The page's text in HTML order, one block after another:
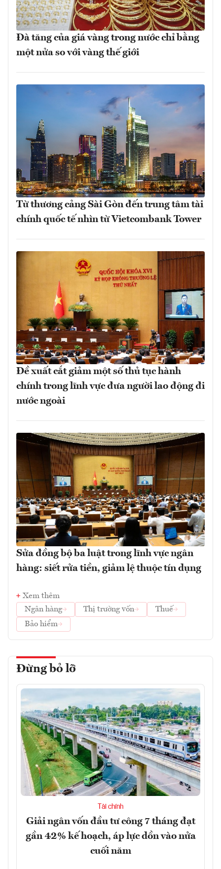
Đà tăng của giá vàng trong nước chỉ bằng
một nửa so với vàng thế giới
Từ thương cảng Sài Gòn đến trung tâm tài
chính quốc tế nhìn từ Vietcombank Tower
Đề xuất cắt giảm một số thủ tục hành
chính trong lĩnh vực đưa người lao động đi
nước ngoài
Sửa đồng bộ ba luật trong lĩnh vực ngân
hàng: siết rửa tiền, giảm lệ thuộc tín dụng
Xem thêm
Ngân hàng
Thị trường vốn
Thuế
Bảo hiểm
Đừng bỏ lỡ
Tài chính
Giải ngân vốn đầu tư công 7 tháng đạt
gần 42% kế hoạch, áp lực dồn vào nửa
cuối năm